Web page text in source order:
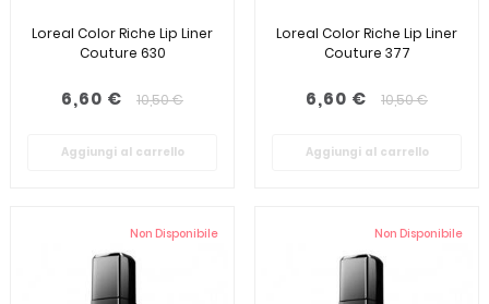
Loreal Color Riche Lip Liner
Couture 630
6,60 € 10,50 €
Aggiungi al carrello
Loreal Color Riche Lip Liner
Couture 377
6,60 € 10,50 €
Aggiungi al carrello
Non Disponibile Non Disponibile